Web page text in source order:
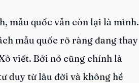
mẫu quốc vẫn còn lại là mình.
mẫu quốc rõ ràng đang thay
viết. Bởi nó cũng chính là
duy từ lâu đời và không hề